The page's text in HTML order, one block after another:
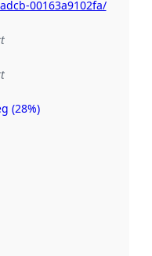
00163a9102fa/
(28%)